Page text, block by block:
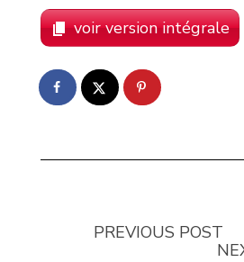
voir version intégrale
PREVIOUS POST